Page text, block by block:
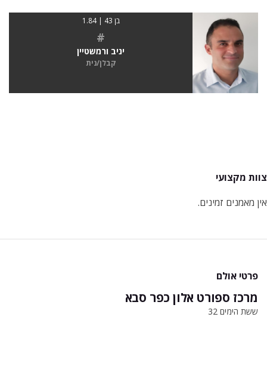
בן 43 | 1.84
#
יניב ורמשטיין
קבלן/נית
צוות מקצועי
אין מאמנים זמינים.
פרטי אולם
מרכז ספורט אלון כפר סבא
ששת הימים 32